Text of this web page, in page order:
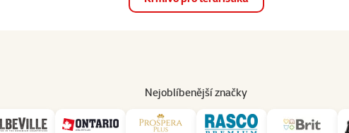
Nejoblíbenější značky
Prodejny Služby
Sprej proti okusování Beaphar Anti Knabbel 100 ml